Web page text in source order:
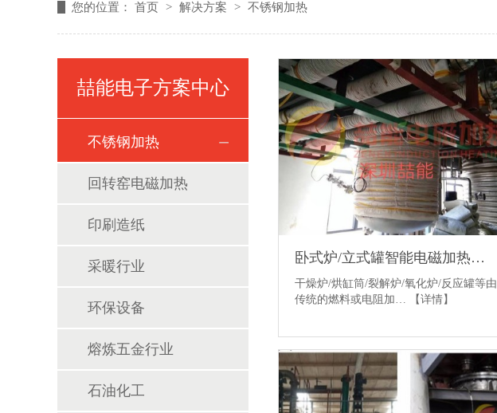
您的位置： 首页 > 解决方案 > 不锈钢加热
喆能电子方案中心
不锈钢加热
回转窑电磁加热
印刷造纸
采暖行业
环保设备
熔炼五金行业
石油化工
卧式炉/立式罐智能电磁加热方案
干燥炉/烘缸筒/裂解炉/氧化炉/反应罐等由
传统的燃料或电阻加…
【详情】